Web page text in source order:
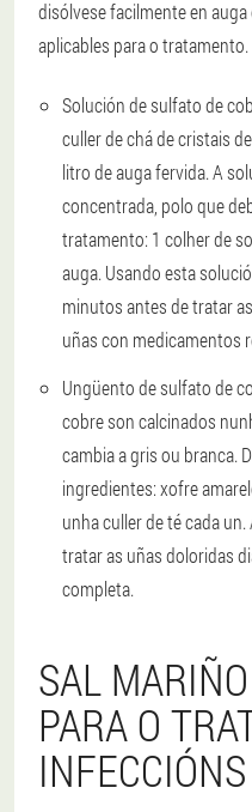
disólvese facilmente en
aplicables para o tratamento.
Solución de sulfato de
culler de chá de cristais
litro de auga fervida. A
concentrada, polo que
tratamento: 1 colher de
auga. Usando esta
minutos antes de tratar
uñas con medicamentos
Ungüento de sulfato de
cobre son calcinados
cambia a gris ou branca.
ingredientes: xofre
unha culler de té cada
tratar as uñas doloridas
completa.
SAL
PARA O